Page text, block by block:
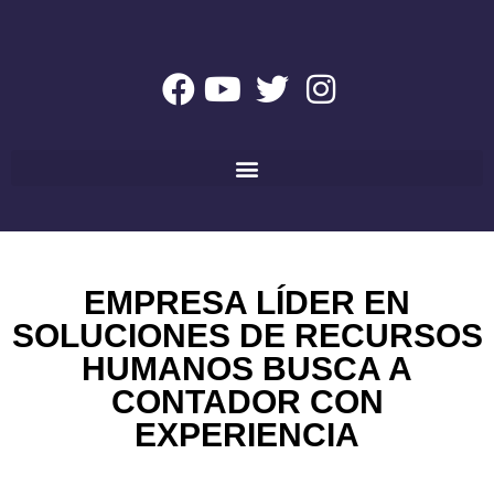
EMPRESA LÍDER EN
SOLUCIONES DE RECURSOS
HUMANOS BUSCA A
CONTADOR CON
EXPERIENCIA